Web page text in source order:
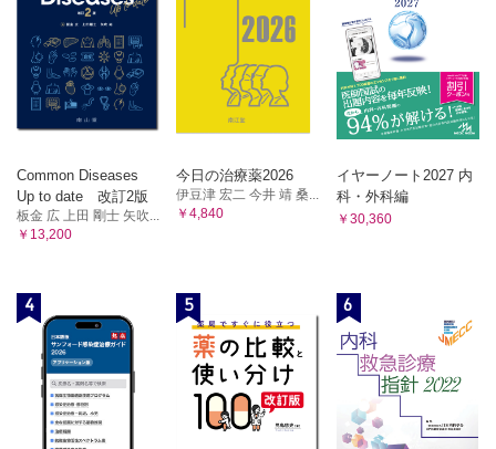
Common Diseases
Up to date 改訂2版
板金 広 上田 剛士 矢吹...
￥13,200
今日の治療薬2026
伊豆津 宏二 今井 靖 桑...
￥4,840
イヤーノート2027 内
科・外科編
￥30,360
4 5 6